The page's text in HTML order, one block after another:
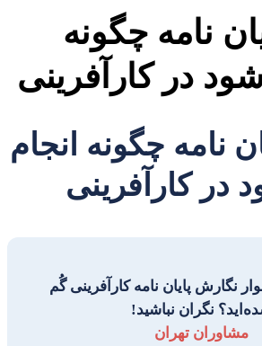
نامه چگونه
در کارآفرینی
چگونه انجام
کارآفرینی
پایان نامه کارآفرینی گُم
نگران نباشید!
تهران